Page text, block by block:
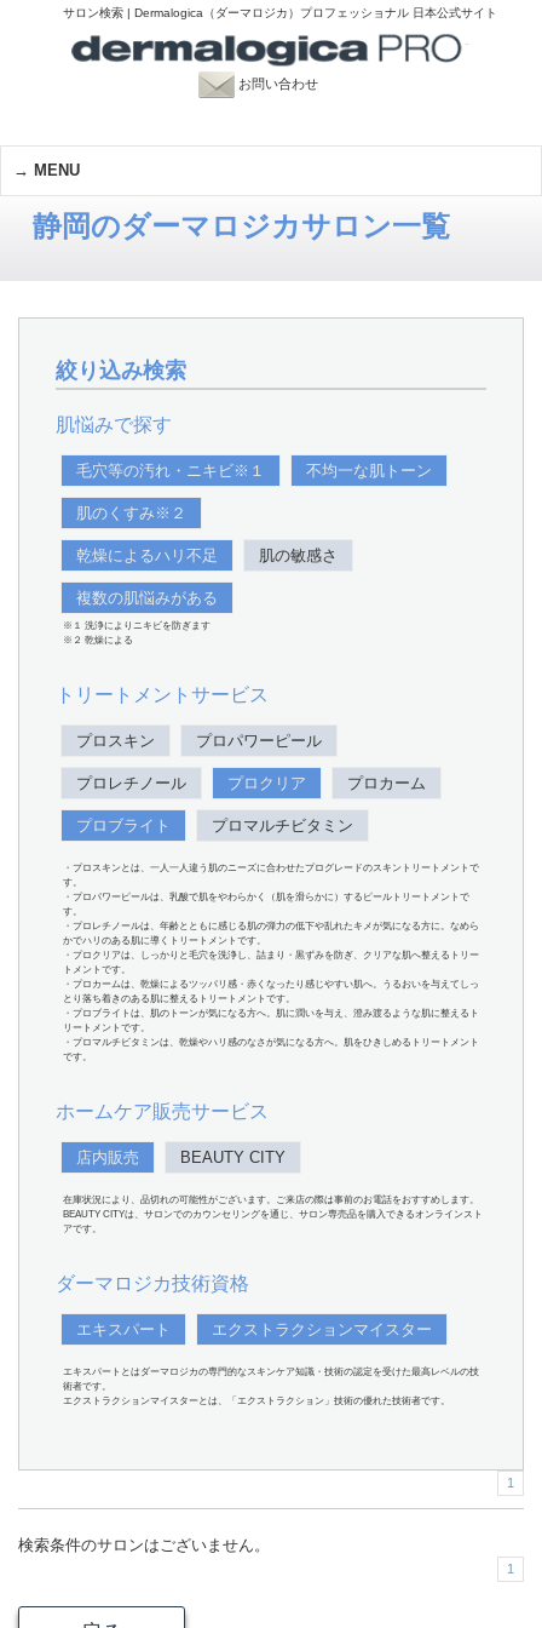
サロン検索 | Dermalogica（ダーマロジカ）プロフェッショナル 日本公式サイト
お問い合わせ
MENU
静岡のダーマロジカサロン一覧
絞り込み検索
肌悩みで探す
毛穴等の汚れ・ニキビ※１ 不均一な肌トーン
肌のくすみ※２
乾燥によるハリ不足 肌の敏感さ
複数の肌悩みがある
※１ 洗浄によりニキビを防ぎます
※２ 乾燥による
トリートメントサービス
プロスキン プロパワーピール
プロレチノール プロクリア プロカーム
プロブライト プロマルチビタミン
・プロスキンとは、一人一人違う肌のニーズに合わせたプログレードのスキントリートメントで
す。
・プロパワーピールは、乳酸で肌をやわらかく（肌を滑らかに）するピールトリートメントで
す。
・プロレチノールは、年齢とともに感じる肌の弾力の低下や乱れたキメが気になる方に。なめら
かでハリのある肌に導くトリートメントです。
・プロクリアは、しっかりと毛穴を洗浄し、詰まり・黒ずみを防ぎ、クリアな肌へ整えるトリー
トメントです。
・プロカームは、乾燥によるツッパリ感・赤くなったり感じやすい肌へ。うるおいを与えてしっ
とり落ち着きのある肌に整えるトリートメントです。
・プロブライトは、肌のトーンが気になる方へ。肌に潤いを与え、澄み渡るような肌に整えるト
リートメントです。
・プロマルチビタミンは、乾燥やハリ感のなさが気になる方へ。肌をひきしめるトリートメント
です。
ホームケア販売サービス
店内販売 BEAUTY CITY
在庫状況により、品切れの可能性がございます。ご来店の際は事前のお電話をおすすめします。
BEAUTY CITYは、サロンでのカウンセリングを通じ、サロン専売品を購入できるオンラインスト
アです。
ダーマロジカ技術資格
エキスパート エクストラクションマイスター
エキスパートとはダーマロジカの専門的なスキンケア知識・技術の認定を受けた最高レベルの技
術者です。
エクストラクションマイスターとは、「エクストラクション」技術の優れた技術者です。
1
検索条件のサロンはございません。
1